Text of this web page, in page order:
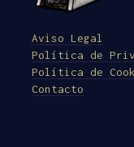
Aviso Legal
Política de
Política de
Contacto